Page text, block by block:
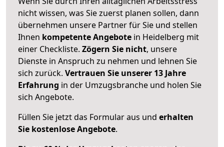
nicht wissen, was Sie zuerst planen sollen, dann
übernehmen unsere Partner für Sie und stellen
Ihnen kompetente Angebote in Heidelberg mit
einer Checkliste. Zögern Sie nicht, unsere
Dienste in Anspruch zu nehmen und lehnen Sie
sich zurück. Vertrauen Sie unserer 13 Jahre
Erfahrung in der Umzugsbranche und holen Sie
sich Angebote.
Füllen Sie jetzt das Formular aus und erhalten
Sie kostenlose Angebote.